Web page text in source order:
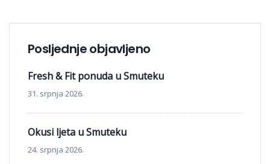
Posljednje objavljeno
Fresh & Fit ponuda u Smuteku
31. srpnja 2026.
Okusi ljeta u Smuteku
24. srpnja 2026.